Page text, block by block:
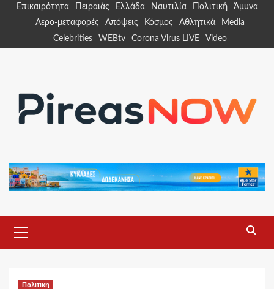
Επικαιρότητα Πειραιάς Ελλάδα Ναυτιλία Πολιτική
Άμυνα
Αερο-μεταφορές
Απόψεις Κόσμος Αθλητικά
Media
Celebrities
WEBtv Corona Virus LIVE Video
Menu
Πολιτικη